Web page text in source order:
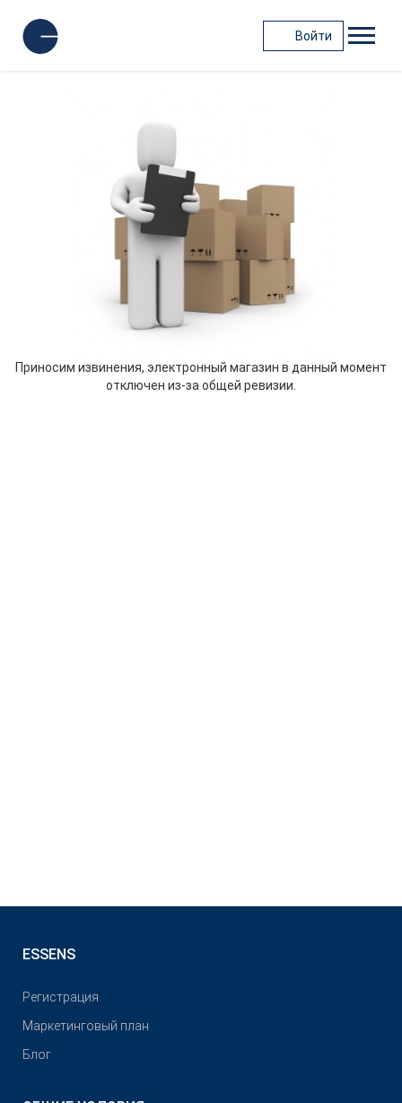
Войти
Приносим извинения, электронный магазин в данный момент
отключен из-за общей ревизии.
ESSENS
Pегистрация
Маркетинговый план
Блог